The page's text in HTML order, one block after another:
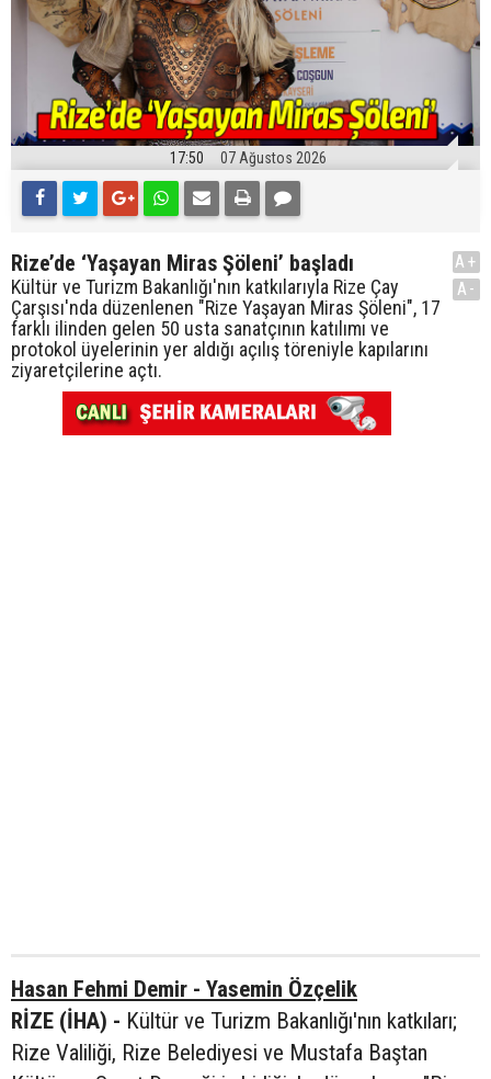
17:50 07 Ağustos 2026
Rize’de ‘Yaşayan Miras Şöleni’ başladı
Kültür ve Turizm Bakanlığı'nın katkılarıyla Rize Çay
Çarşısı'nda düzenlenen "Rize Yaşayan Miras Şöleni", 17
farklı ilinden gelen 50 usta sanatçının katılımı ve
protokol üyelerinin yer aldığı açılış töreniyle kapılarını
ziyaretçilerine açtı.
A+
A-
Hasan Fehmi Demir - Yasemin Özçelik
RİZE (İHA) - Kültür ve Turizm Bakanlığı'nın katkıları;
Rize Valiliği, Rize Belediyesi ve Mustafa Baştan